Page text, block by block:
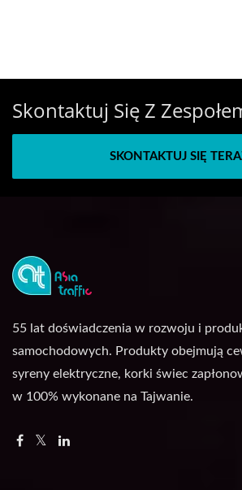
Skontaktuj Się Z
SKONTAKTUJ SIĘ
55 lat doświadczenia w rozwoju i
samochodowych. Produkty obejmują
syreny elektryczne, korki świec
w 100% wykonane na Tajwanie.